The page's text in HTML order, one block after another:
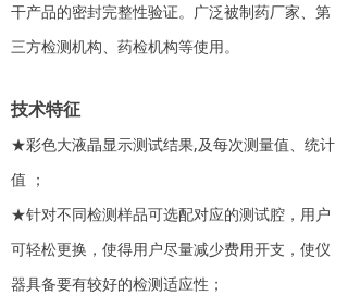
干产品的密封完整性验证。广泛被制药厂家、第
三方检测机构、药检机构等使用。
技术特征
★彩色大液晶显示测试结果,及每次测量值、统计
值 ；
★针对不同检测样品可选配对应的测试腔，用户
可轻松更换，使得用户尽量减少费用开支，使仪
器具备要有较好的检测适应性；